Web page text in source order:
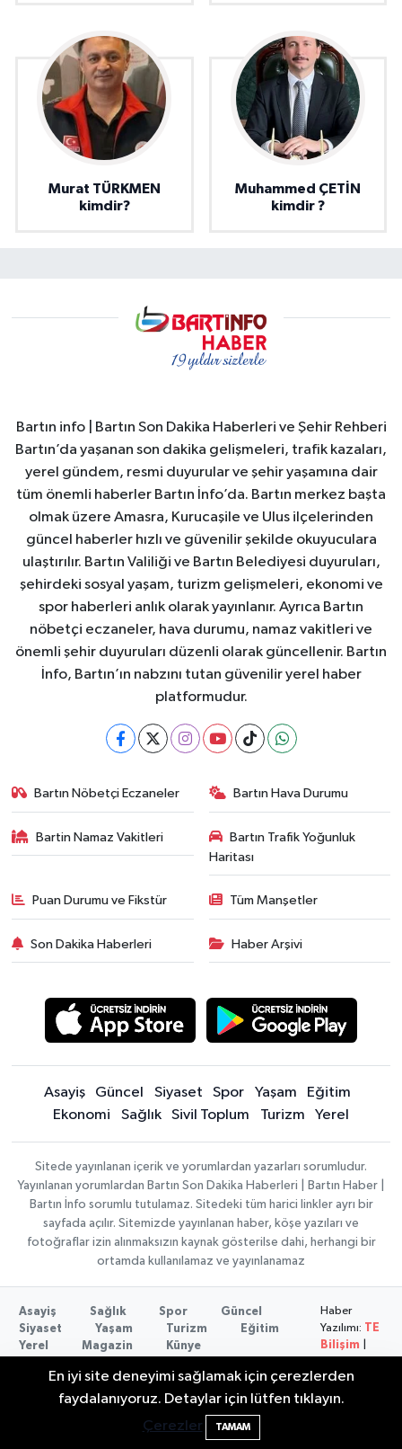
Murat TÜRKMEN
kimdir?
Muhammed ÇETİN
kimdir ?
Bartın info | Bartın Son Dakika Haberleri ve Şehir Rehberi
Bartın’da yaşanan son dakika gelişmeleri, trafik kazaları,
yerel gündem, resmi duyurular ve şehir yaşamına dair
tüm önemli haberler Bartın İnfo’da. Bartın merkez başta
olmak üzere Amasra, Kurucaşile ve Ulus ilçelerinden
güncel haberler hızlı ve güvenilir şekilde okuyuculara
ulaştırılır. Bartın Valiliği ve Bartın Belediyesi duyuruları,
şehirdeki sosyal yaşam, turizm gelişmeleri, ekonomi ve
spor haberleri anlık olarak yayınlanır. Ayrıca Bartın
nöbetçi eczaneler, hava durumu, namaz vakitleri ve
önemli şehir duyuruları düzenli olarak güncellenir. Bartın
İnfo, Bartın’ın nabzını tutan güvenilir yerel haber
platformudur.
Bartın Nöbetçi Eczaneler Bartın Hava Durumu
Bartin Namaz Vakitleri
Bartın Trafik Yoğunluk
Haritası
Puan Durumu ve Fikstür Tüm Manşetler
Son Dakika Haberleri Haber Arşivi
Asayiş Güncel Siyaset Spor Yaşam
Eğitim
Ekonomi
Sağlık Sivil Toplum Turizm Yerel
Sitede yayınlanan içerik ve yorumlardan yazarları sorumludur.
Yayınlanan yorumlardan Bartın Son Dakika Haberleri | Bartın Haber |
Bartın İnfo sorumlu tutulamaz. Sitedeki tüm harici linkler ayrı bir
sayfada açılır. Sitemizde yayınlanan haber, köşe yazıları ve
fotoğraflar izin alınmaksızın kaynak gösterilse dahi, herhangi bir
ortamda kullanılamaz ve yayınlanamaz
Asayiş Sağlık Spor
Güncel
Siyaset
Yaşam Turizm
Eğitim
Yerel
Magazin
Künye
Haber
Yazılımı: TE
Bilişim
2026
En iyi site deneyimi sağlamak için çerezlerden
faydalanıyoruz. Detaylar için lütfen tıklayın.
Çerezler
TAMAM
10:43 Bartın Sahillerinde 2 Ayda 271 Kişi
Ölümden Döndü